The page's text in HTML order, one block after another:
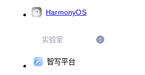
HarmonyOS
实验室
智写平台